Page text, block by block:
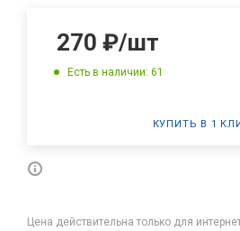
270 ₽/шт
Есть в наличии: 61
КУПИТЬ В 1
Цена действительна только для